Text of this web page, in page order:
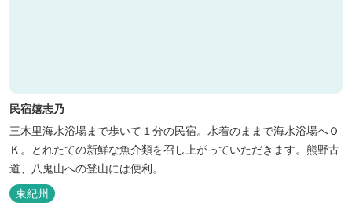
民宿嬉志乃
三木里海水浴場まで歩いて１分の民宿。水着のままで海水浴場へＯ
Ｋ。とれたての新鮮な魚介類を召し上がっていただきます。熊野古
道、八鬼山への登山には便利。
東紀州